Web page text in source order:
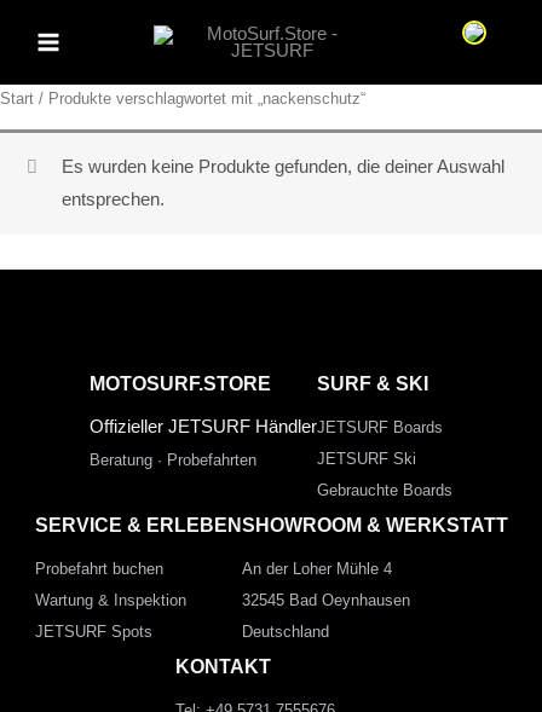
Inhalt
Sprache
Start / Produkte verschlagwortet mit „nackenschutz“
Es wurden keine Produkte gefunden, die deiner Auswahl
entsprechen.
MOTOSURF.STORE
Offizieller JETSURF Händler
Beratung · Probefahrten
SURF & SKI
JETSURF Boards
JETSURF Ski
Gebrauchte Boards
SERVICE & ERLEBEN
Probefahrt buchen
Wartung & Inspektion
JETSURF Spots
SHOWROOM & WERKSTATT
An der Loher Mühle 4
32545 Bad Oeynhausen
Deutschland
KONTAKT